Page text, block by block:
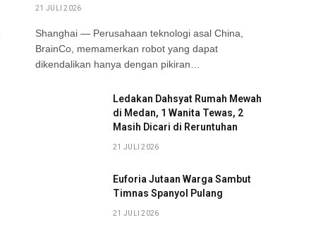
21 JULI 2026
Shanghai — Perusahaan teknologi asal China,
BrainCo, memamerkan robot yang dapat
dikendalikan hanya dengan pikiran…
Ledakan Dahsyat Rumah Mewah
di Medan, 1 Wanita Tewas, 2
Masih Dicari di Reruntuhan
21 JULI 2026
Euforia Jutaan Warga Sambut
Timnas Spanyol Pulang
21 JULI 2026